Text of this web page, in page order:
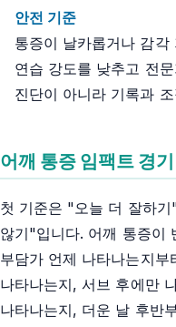
안전 기준
통증이 날카롭거나 감
연습 강도를 낮추고 전
진단이 아니라 기록과
어깨 통증 임팩트 경
첫 기준은 "오늘 더 잘하
않기"입니다. 어깨 통증이
부담가 언제 나타나는지
나타나는지, 서브 후에만
나타나는지, 더운 날 후반